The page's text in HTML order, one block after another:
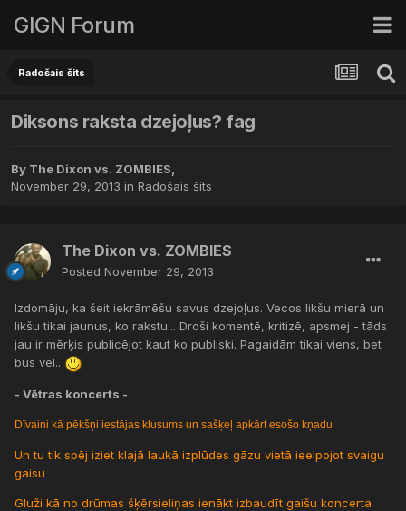
GIGN Forum
Radošais šits
Diksons raksta dzejoļus? fag
By The Dixon vs. ZOMBIES,
November 29, 2013 in Radošais šits
The Dixon vs. ZOMBIES
Posted November 29, 2013
Izdomāju, ka šeit iekrāmēšu savus dzejoļus. Vecos likšu mierā un
likšu tikai jaunus, ko rakstu... Droši komentē, kritizē, apsmej - tāds
jau ir mērķis publicējot kaut ko publiski. Pagaidām tikai viens, bet
būs vēl..
- Vētras koncerts -
Dīvaini kā pēkšņi iestājas klusums un sašķeļ apkārt esošo kņadu
Un tu tik spēj iziet klajā laukā izplūdes gāzu vietā ieelpojot svaigu
gaisu
Gluži kā no drūmas šķērsieliņas ienākt izbaudīt gaišu koncerta